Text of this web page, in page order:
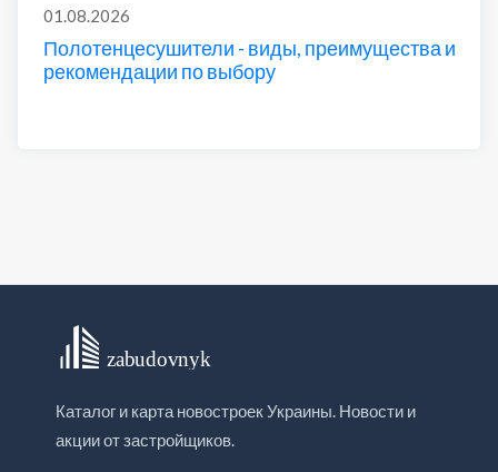
01.08.2026
Полотенцесушители - виды, преимущества и
рекомендации по выбору
Каталог и карта новостроек Украины. Новости и
акции от застройщиков.